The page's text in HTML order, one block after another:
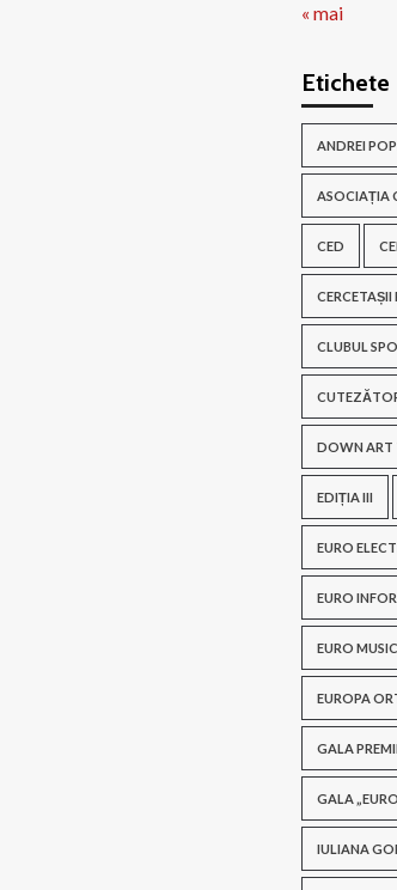
« mai
Etichete
ANDREI
ASOCIAȚIA
CED
CERCETAȘII
CLUBUL
DOWN ART
EDIȚIA III
EURO
EURO
EURO MUSIC
EUROPA
GALA
GALA
IULIANA